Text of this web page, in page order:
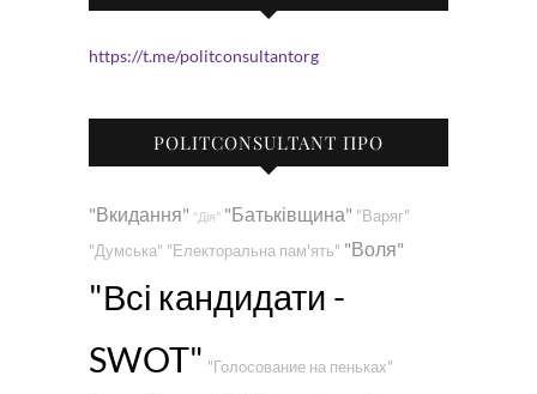
https://t.me/politconsultantorg
POLITCONSULTANT ПРО
"Вкидання" "Дія" "Батьківщина" "Варяг"
"Думська" "Електоральна пам'ять" "Воля"
"Всі кандидати -
SWOT" "Голосование на пеньках"